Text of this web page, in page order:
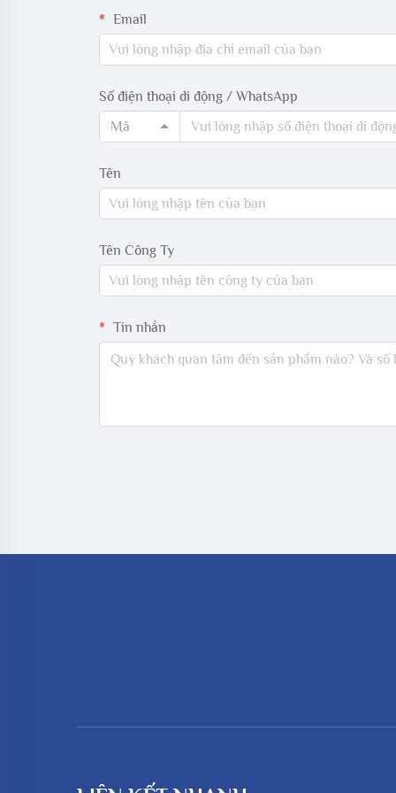
Email
Số điện thoại di động / WhatsApp
Mã
Tên
Tên Công Ty
Tin nhắn